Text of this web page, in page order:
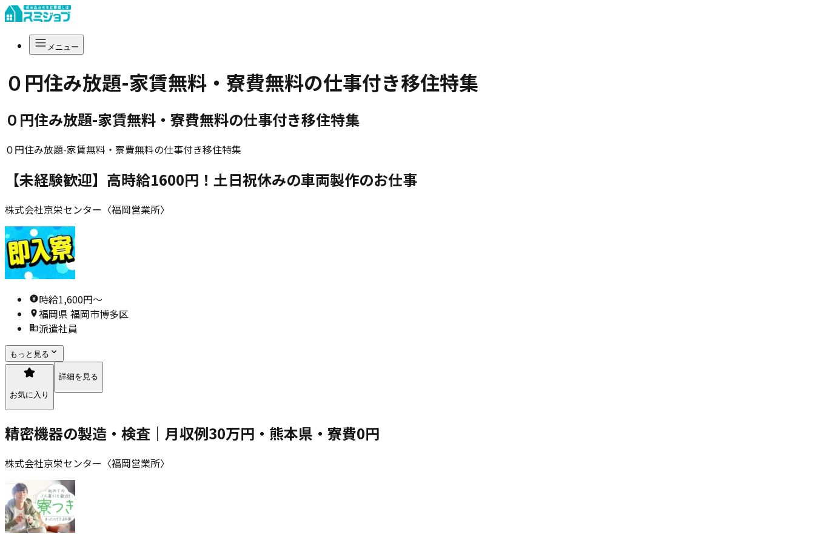
メニュー
０円住み放題-家賃無料・寮費無料の仕事付き移住特集
０円住み放題-家賃無料・寮費無料の仕事付き移住特集
０円住み放題-家賃無料・寮費無料の仕事付き移住特集
【未経験歓迎】高時給1600円！土日祝休みの車両製作のお仕事
株式会社京栄センター〈福岡営業所〉
時給1,600円〜
福岡県 福岡市博多区
派遣社員
もっと見る
お気に入り
詳細を見る
精密機器の製造・検査｜月収例30万円・熊本県・寮費0円
株式会社京栄センター〈福岡営業所〉